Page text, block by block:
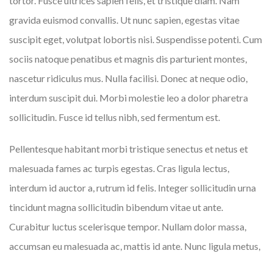
gravida euismod convallis. Ut nunc sapien, egestas vitae
suscipit eget, volutpat lobortis nisi. Suspendisse potenti. Cum
sociis natoque penatibus et magnis dis parturient montes,
nascetur ridiculus mus. Nulla facilisi. Donec at neque odio,
interdum suscipit dui. Morbi molestie leo a dolor pharetra
sollicitudin. Fusce id tellus nibh, sed fermentum est.
Pellentesque habitant morbi tristique senectus et netus et
malesuada fames ac turpis egestas. Cras ligula lectus,
interdum id auctor a, rutrum id felis. Integer sollicitudin urna
tincidunt magna sollicitudin bibendum vitae ut ante.
Curabitur luctus scelerisque tempor. Nullam dolor massa,
accumsan eu malesuada ac, mattis id ante. Nunc ligula metus,